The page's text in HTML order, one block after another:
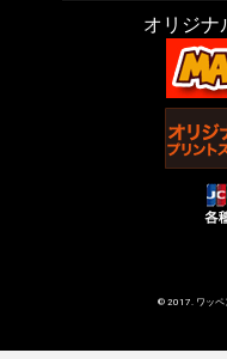
オリジナ
© 2017. ワッペ